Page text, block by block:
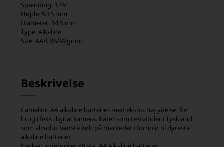
Beskrivelse
Camelion AA alkaline batterier med ekstra høj ydelse, for
brug i feks digital kamera. Kåret som testvinder i Tyskland,
som absolut bedste køb på markedet i forhold til dyreste
alkaline batterier.
Spænding: 1.5V
Højde: 50.5 mm
Diameter: 14.5 mm
Type: Alkaline.
Size: AA/LR6/Mignon